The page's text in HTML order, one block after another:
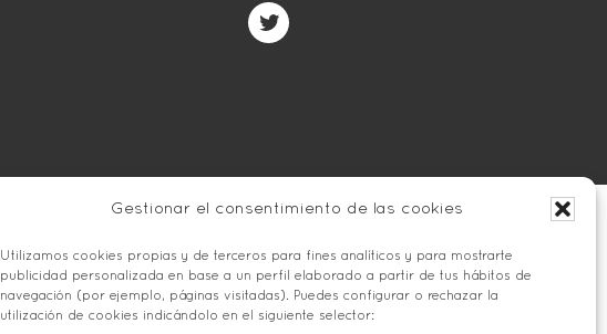
Gestionar el consentimiento de las cookies
Utilizamos cookies propias y de terceros para fines analíticos y para mostrarte
publicidad personalizada en base a un perfil elaborado a partir de tus hábitos de
navegación (por ejemplo, páginas visitadas). Puedes configurar o rechazar la
utilización de cookies indicándolo en el siguiente selector: